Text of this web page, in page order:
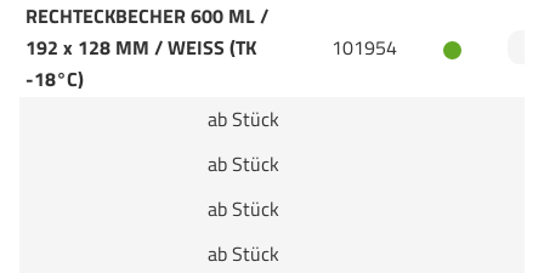
RECHTECKBECHER 600 ML /
192 x 128 MM / WEISS (TK
-18°C)
101954
ab Stück
ab Stück
ab Stück
ab Stück